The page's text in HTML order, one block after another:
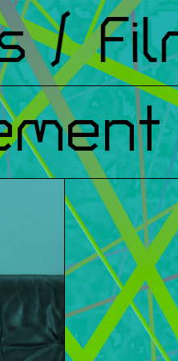
Films